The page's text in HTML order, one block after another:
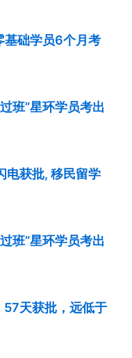
基础学员6个月考
班”星环学员考出
电获批, 移民留学
班”星环学员考出
57天获批，远低于